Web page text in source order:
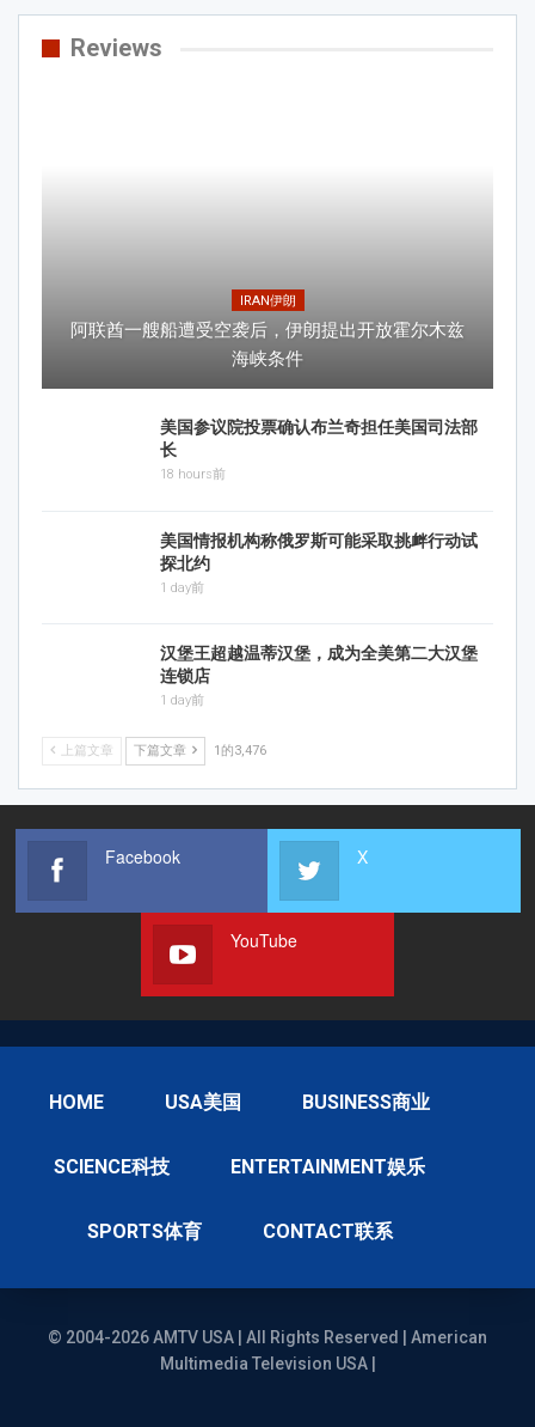
Reviews
IRAN伊朗
阿联酋一艘船遭受空袭后，伊朗提出开放霍尔木兹
海峡条件
美国参议院投票确认布兰奇担任美国司法部
长
18 hours前
美国情报机构称俄罗斯可能采取挑衅行动试
探北约
1 day前
汉堡王超越温蒂汉堡，成为全美第二大汉堡
连锁店
1 day前
上篇文章 下篇文章 1的3,476
Facebook X
YouTube
HOME USA美国 BUSINESS商业
SCIENCE科技 ENTERTAINMENT娱乐
SPORTS体育 CONTACT联系
© 2004-2026 AMTV USA | All Rights Reserved | American
Multimedia Television USA |